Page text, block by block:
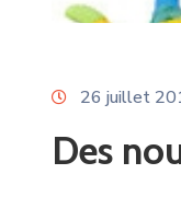
26 juillet
Des